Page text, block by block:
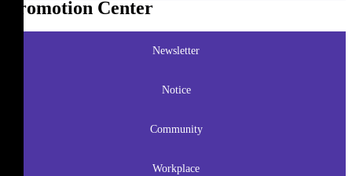
Promotion Center
Newsletter
Notice
Community
Workplace